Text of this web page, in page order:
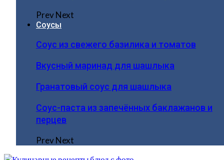
PrevNext
Соусы
Соус из свежего базилика и томатов
Вкусный маринад для шашлыка
Гранатовый соус для шашлыка
Соус-паста из запечённых баклажанов и
перцев
PrevNext